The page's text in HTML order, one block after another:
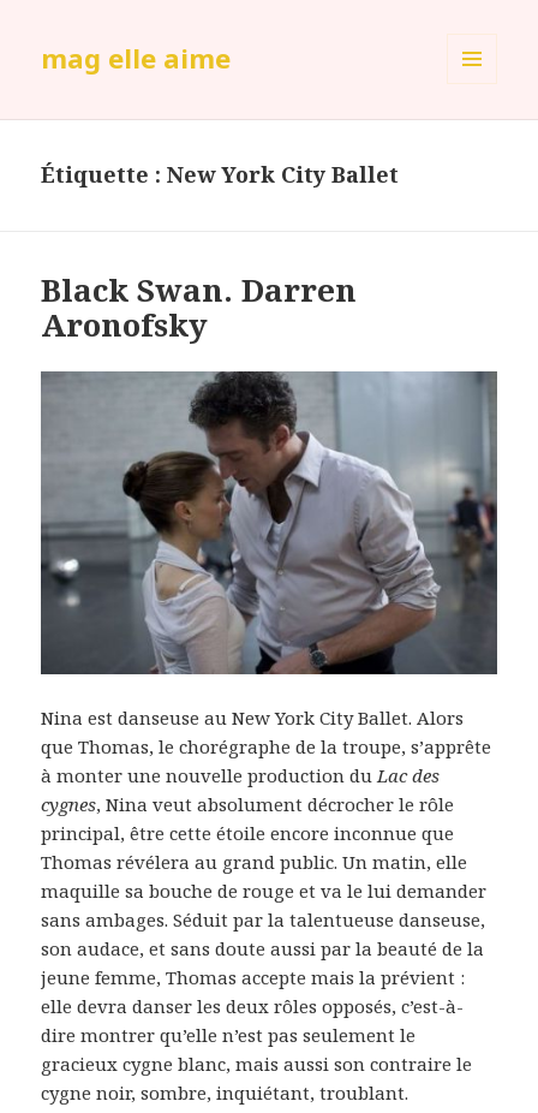
mag elle aime
Étiquette :New York City Ballet
Black Swan. Darren
Aronofsky
Nina est danseuse au New York City Ballet. Alors
que Thomas, le chorégraphe de la troupe, s’apprête
à monter une nouvelle production duLac des
cygnes, Nina veut absolument décrocher le rôle
principal, être cette étoile encore inconnue que
Thomas révélera au grand public. Un matin, elle
maquille sa bouche de rouge et va le lui demander
sans ambages. Séduit par la talentueuse danseuse,
son audace, et sans doute aussi par la beauté de la
jeune femme, Thomas accepte mais la prévient :
elle devra danser les deux rôles opposés, c’est-à-
dire montrer qu’elle n’est pas seulement le
gracieux cygne blanc, mais aussi son contraire le
cygne noir, sombre, inquiétant, troublant.